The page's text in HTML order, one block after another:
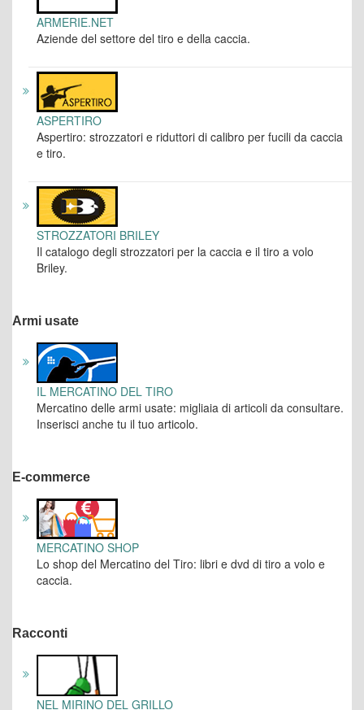
ARMERIE.NET
Aziende del settore del tiro e della caccia.
ASPERTIRO
Aspertiro: strozzatori e riduttori di calibro per fucili da caccia
e tiro.
STROZZATORI BRILEY
Il catalogo degli strozzatori per la caccia e il tiro a volo
Briley.
Armi usate
IL MERCATINO DEL TIRO
Mercatino delle armi usate: migliaia di articoli da consultare.
Inserisci anche tu il tuo articolo.
E-commerce
MERCATINO SHOP
Lo shop del Mercatino del Tiro: libri e dvd di tiro a volo e
caccia.
Racconti
NEL MIRINO DEL GRILLO